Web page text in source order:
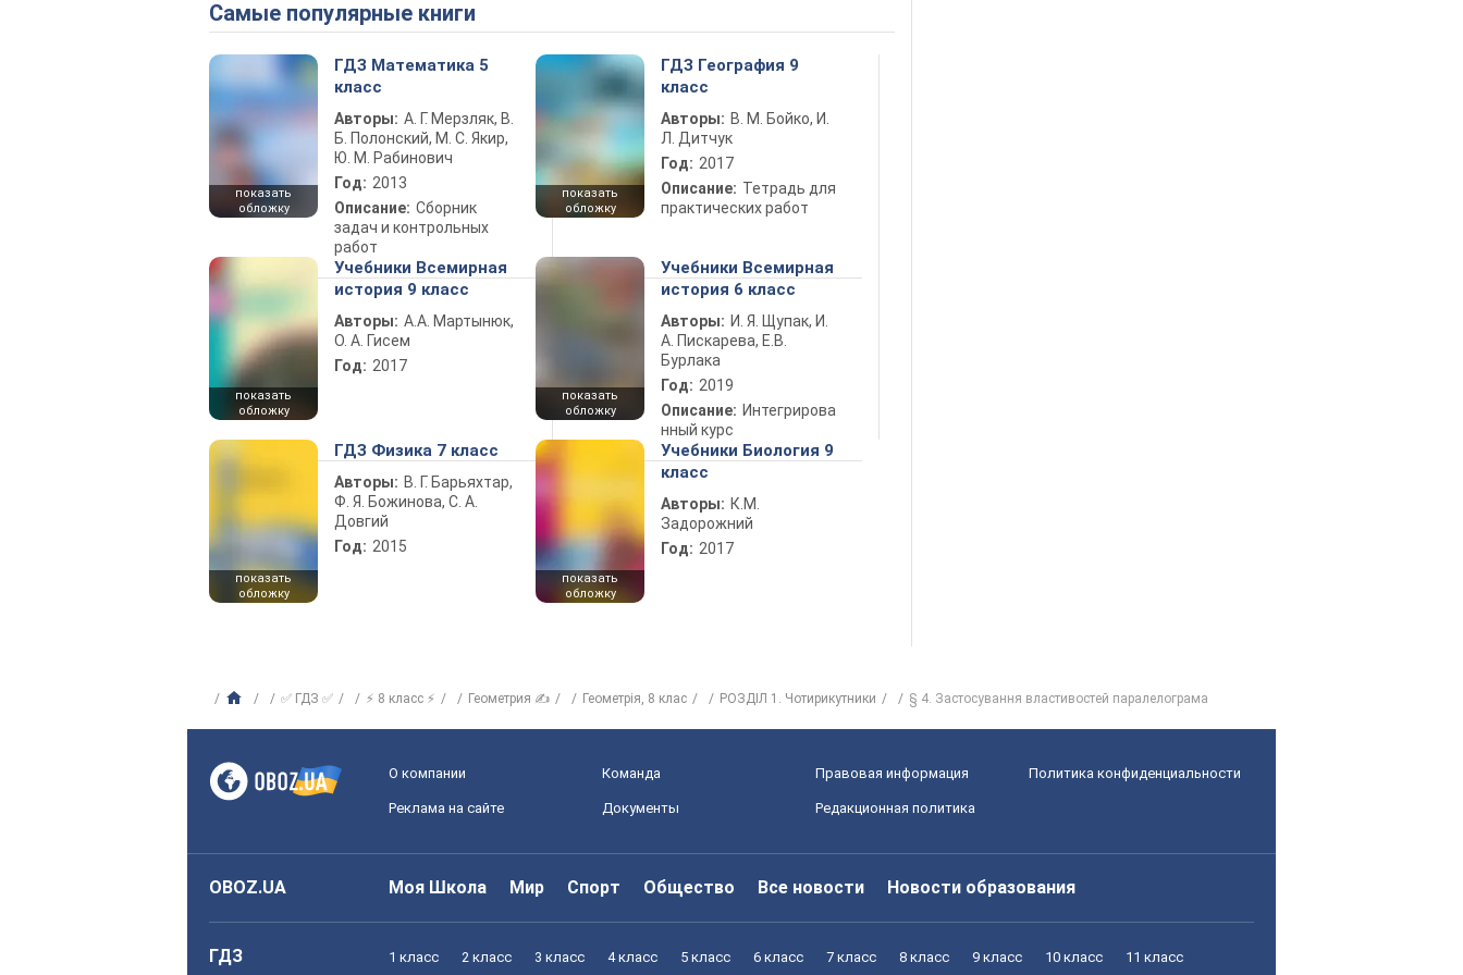
Самые популярные книги
показать
обложку
ГДЗ Математика 5
класс
Авторы: А. Г. Мерзляк, В.
Б. Полонский, М. С. Якир,
Ю. М. Рабинович
Год: 2013
Описание: Сборник
задач и контрольных
работ
показать
обложку
ГДЗ География 9
класс
Авторы: В. М. Бойко, И.
Л. Дитчук
Год: 2017
Описание: Тетрадь для
практических работ
показать
обложку
Учебники Всемирная
история 9 класс
Авторы: А.А. Мартынюк,
О. А. Гисем
Год: 2017
показать
обложку
Учебники Всемирная
история 6 класс
Авторы: И. Я. Щупак, И.
А. Пискарева, Е.В.
Бурлака
Год: 2019
Описание: Интегрирова
нный курс
показать
обложку
ГДЗ Физика 7 класс
Авторы: В. Г. Барьяхтар,
Ф. Я. Божинова, С. А.
Довгий
Год: 2015
показать
обложку
Учебники Биология 9
класс
Авторы: К.М.
Задорожний
Год: 2017
✅ ГДЗ ✅ ⚡ 8 класс ⚡ Геометрия ✍ Геометрiя, 8 клас РОЗДІЛ 1. Чотирикутники § 4. Застосування властивостей паралелограма
О компании Команда Правовая информация Политика конфиденциальности
Реклама на сайте Документы Редакционная политика
OBOZ.UA Моя Школа Мир Спорт Общество Все новости Новости образования
ГДЗ 1 класс 2 класс 3 класс 4 класс 5 класс 6 класс 7 класс 8 класс 9 класс 10 класс 11 класс